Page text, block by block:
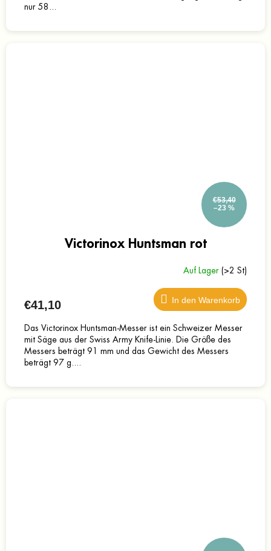
nur 58...
€53,40
–23 %
Victorinox Huntsman rot
Auf Lager (>2 St)
€41,10 In den Warenkorb
Das Victorinox Huntsman-Messer ist ein Schweizer Messer
mit Säge aus der Swiss Army Knife-Linie. Die Größe des
Messers beträgt 91 mm und das Gewicht des Messers
beträgt 97 g....